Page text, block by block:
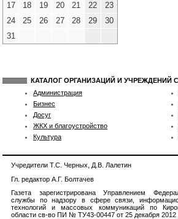
17
18 19 20 21 22
23
24
25 26 27 28 29
30
31
КАТАЛОГ ОРГАНИЗАЦИЙ И УЧРЕЖДЕНИЙ
Администрация
Бизнес
Досуг
ЖКХ и благоустройство
Культура
Учредители Т.С. Черных, Д.В. Лалетин
Гл. редактор А.Г. Болтачев
Газета зарегистрирована Управлением
службы по надзору в сфере связи,
технологий и массовых коммуникаций по
области св-во ПИ № ТУ43-00447 от 25 декабря 2012